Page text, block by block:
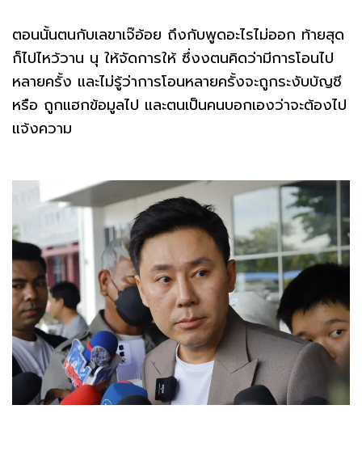
ตอนนั้นตนกับเลขาเจ๊อ้อย ถึงกับพูดอะไรไม่ออก ท้ายสุด
ก็ไปไหว้วาน นุ ให้จัดการให้ ซึ่งงตนคิดว่ามีการโอนไป
หลายครั้ง และไม่รู้ว่าการโอนหลายครั้งจะถูกระงับบัญชี
หรือ ถูกแฮกข้อมูลไป และตนเป็นคนบอกเองว่าจะต้องไป
แจ้งความ